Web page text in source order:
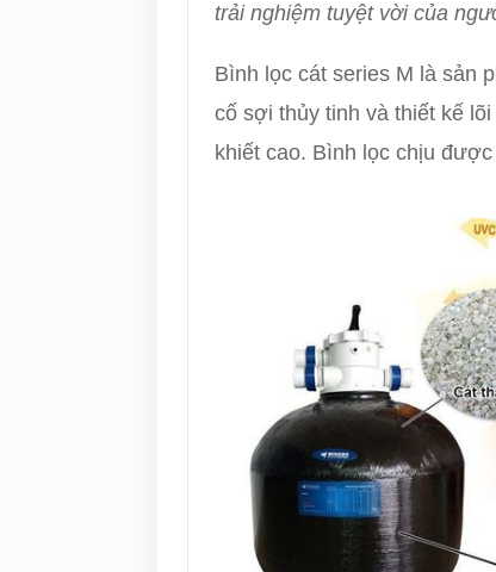
trải nghiệm tuyệt vời của
Bình lọc cát series M là sản
cố sợi thủy tinh và thiết kế
khiết cao. Bình lọc chịu